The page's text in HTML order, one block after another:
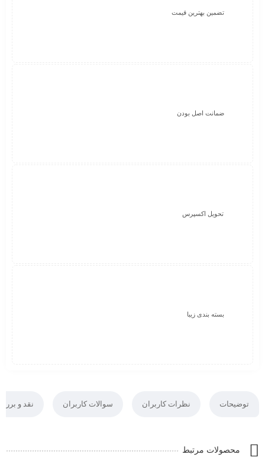
تضمین بهترین قیمت
ضمانت اصل بودن
تحویل اکسپرس
بسته بندی زیبا
توضیحات نظرات کاربران سوالات کاربران نقد و
محصولات مرتبط